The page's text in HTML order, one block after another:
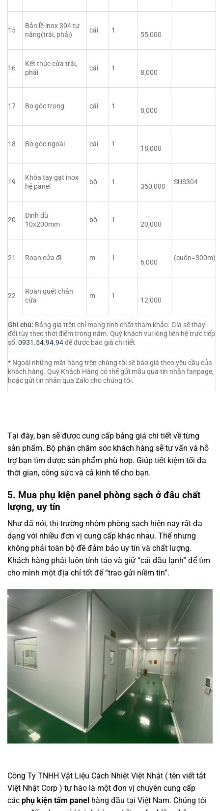
15
Bản lề inox 304 tự
nâng(trái, phải)
cái 1
55,000
16
Kết thúc cửa trái,
phải
cái 1
8,000
17 Bo góc trong cái 1
8,000
18 Bo góc ngoài cái 1
18,000
19
Khóa tay gạt inox
hệ panel
bộ 1
350,000
SUS304
20
Đinh dù
10x200mm
bộ 1
20,000
21 Roan cửa đi m 1
6,000
(cuộn=300m)
22
Roan quét chân
cửa
m 1
12,000
Ghi chú: Bảng giá trên chỉ mang tính chất tham khảo. Giá sẽ thay
đổi tùy theo thời điểm trong năm. Quý khách vui lòng liên hệ trực tiếp
số:0931.54.94.94để được báo giá chi tiết
* Ngoài những mặt hàng trên chúng tôi sẽ báo giá theo yêu cầu của
khách hàng. Quý Khách Hàng có thể gửi mẫu qua tin nhắn fanpage,
hoặc gửi tin nhắn qua Zalo cho chúng tôi.
Tại đây, bạn sẽ được cung cấp bảng giá chi tiết về từng
sản phẩm. Bộ phận chăm sóc khách hàng sẽ tư vấn và hỗ
trợ bạn tìm được sản phẩm phù hợp. Giúp tiết kiệm tối đa
thời gian, công sức và cả kinh tế cho bạn.
5. Mua phụ kiện panel phòng sạch ở đâu chất
lượng, uy tín
Như đã nói, thị trường nhôm phòng sạch hiện nay rất đa
dạng với nhiều đơn vị cung cấp khác nhau. Thế nhưng
không phải toàn bộ đề đảm bảo uy tín và chất lượng.
Khách hàng phải luôn tỉnh táo và giữ “cái đầu lạnh” để tìm
cho mình một địa chỉ tốt để “trao gửi niềm tin”.
Công Ty TNHH Vật Liệu Cách Nhiệt Việt Nhật ( tên viết tắt
Việt Nhật Corp ) tự hào là một đơn vị chuyên cung cấp
các phụ kiện tấm panel hàng đầu tại Việt Nam. Chúng tôi